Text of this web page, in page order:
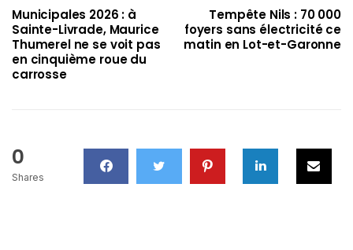
Municipales 2026 : à
Sainte-Livrade, Maurice
Thumerel ne se voit pas
en cinquième roue du
carrosse
Tempête Nils : 70 000
foyers sans électricité ce
matin en Lot-et-Garonne
0
Shares